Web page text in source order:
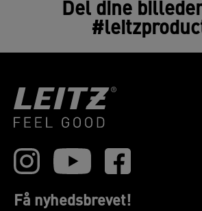
Del dine
Få nyhedsbrevet!